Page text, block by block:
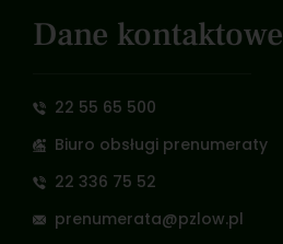
Dane kontaktowe
22 55 65 500
Biuro obsługi prenumeraty
22 336 75 52
prenumerata@pzlow.pl